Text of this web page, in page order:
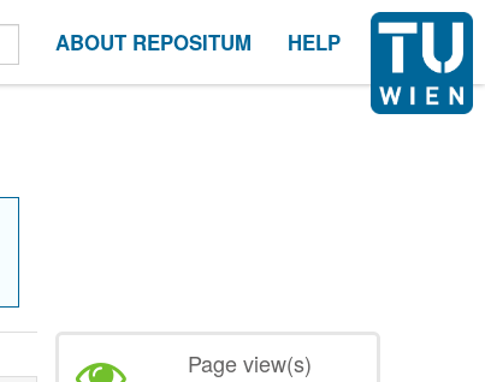
ABOUT REPOSITUM HELP
Page view(s)